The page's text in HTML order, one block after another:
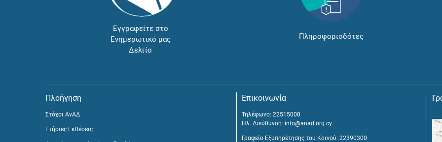
Εγγραφείτε στο
Ενημερωτικό μας
Δελτίο
Πληροφοριοδότες
Πλοήγηση
Στόχοι ΑνΑΔ
Ετήσιες Εκθέσεις
Επικοινωνία
Τηλέφωνο: 22515000
Ηλ. Διεύθυνση: info@anad.org.cy
Γραφείο Εξυπηρέτησης του Κοινού: 22390300